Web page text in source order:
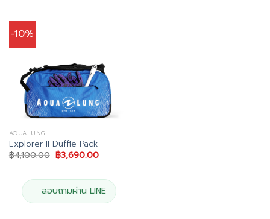
-10%
AQUALUNG
Explorer II Duffle Pack
฿4,100.00 Original
price
฿4,100.00.
฿3,690.00Current
฿3,690.00.
สอบถามผ่าน LINE